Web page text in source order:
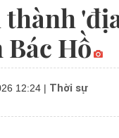
Hồ
12:24 | Thời sự